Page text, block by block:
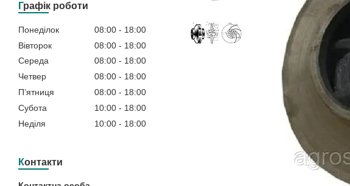
Графік роботи
Понеділок 08:00
18:00
Вівторок
08:00
18:00
Середа
08:00
18:00
Четвер
08:00
18:00
Пʼятниця
08:00
18:00
Субота
10:00
18:00
Неділя
10:00 18:00
Контакти